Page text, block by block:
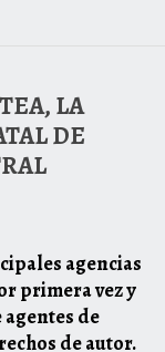
LA
DE
agencias
primera vez y
de
de autor.